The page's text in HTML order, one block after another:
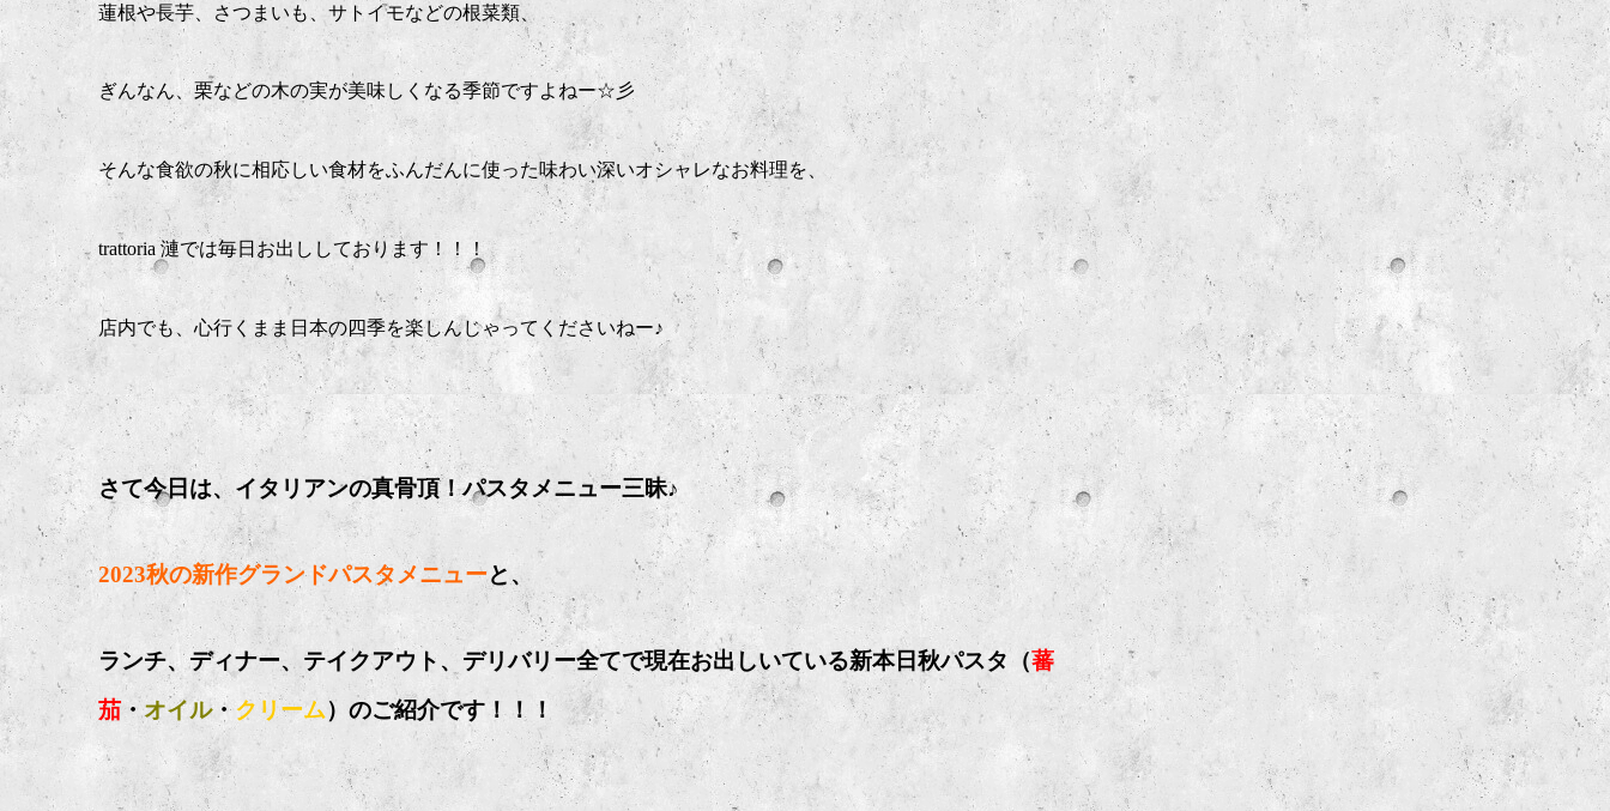
蓮根や長芋、さつまいも、サトイモなどの根菜類、
ぎんなん、栗などの木の実が美味しくなる季節ですよねー☆彡
そんな食欲の秋に相応しい食材をふんだんに使った味わい深いオシャレなお料理を、
trattoria 漣では毎日お出ししております！！！
店内でも、心行くまま日本の四季を楽しんじゃってくださいねー♪
さて今日は、イタリアンの真骨頂！パスタメニュー三昧♪
2023秋の新作グランドパスタメニューと、
ランチ、ディナー、テイクアウト、デリバリー全てで現在お出しいている新本日秋パスタ（蕃
茄・オイル・クリーム）のご紹介です！！！